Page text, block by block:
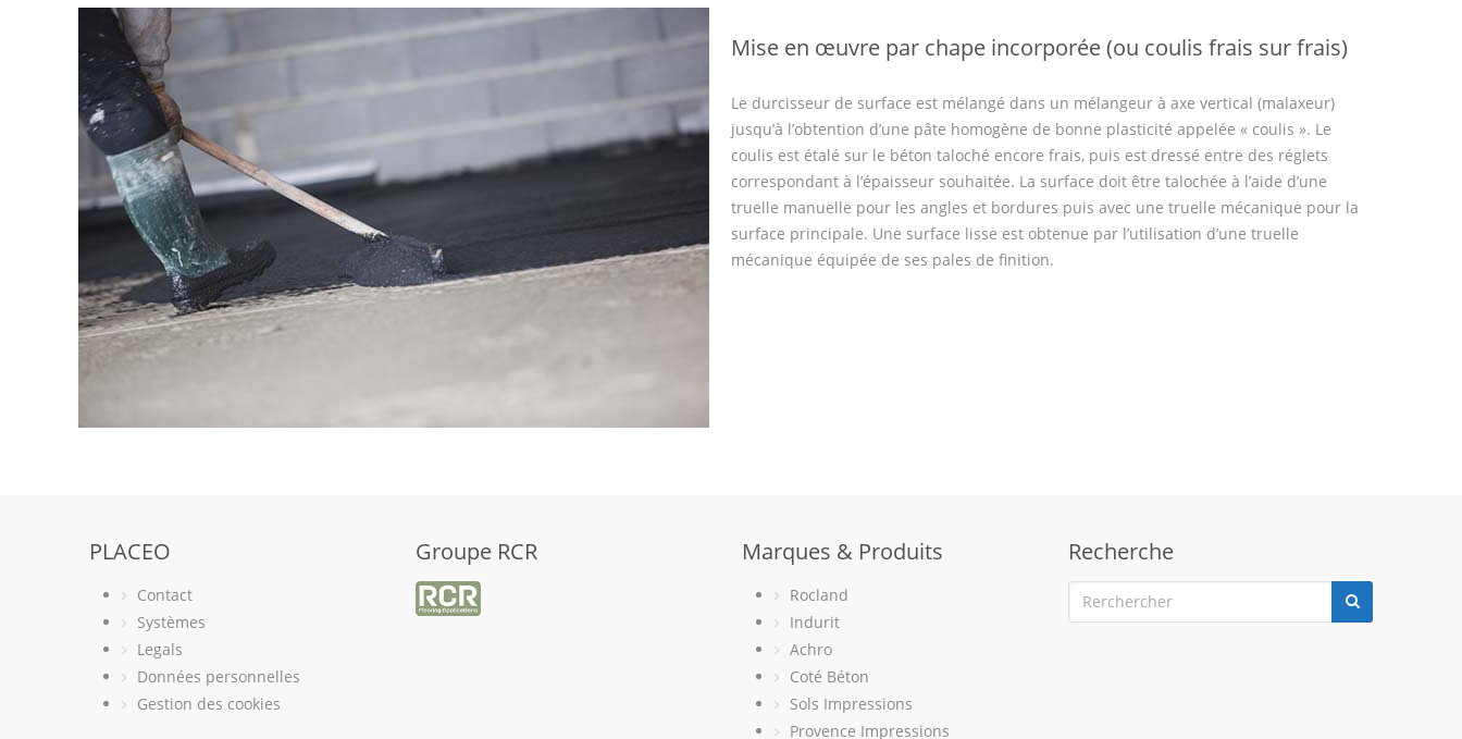
Mise en œuvre par chape incorporée (ou coulis frais sur frais)
Le durcisseur de surface est mélangé dans un mélangeur à axe vertical (malaxeur)
jusqu’à l’obtention d’une pâte homogène de bonne plasticité appelée « coulis ». Le
coulis est étalé sur le béton taloché encore frais, puis est dressé entre des réglets
correspondant à l’épaisseur souhaitée. La surface doit être talochée à l’aide d’une
truelle manuelle pour les angles et bordures puis avec une truelle mécanique pour la
surface principale. Une surface lisse est obtenue par l’utilisation d’une truelle
mécanique équipée de ses pales de finition.
PLACEO
Contact
Systèmes
Legals
Données personnelles
Gestion des cookies
Groupe RCR Marques & Produits
Rocland
Indurit
Achro
Coté Béton
Sols Impressions
Provence Impressions
Recherche